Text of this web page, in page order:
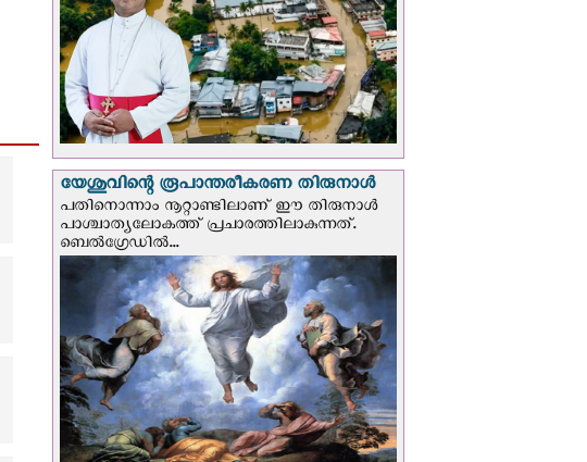
യേശുവിന്റെ രൂപാന്തരീകരണ തിരുനാള്‍
പതിനൊന്നാം നൂറ്റാണ്ടിലാണ് ഈ തിരുനാള്‍
പാശ്ചാത്യലോകത്ത് പ്രചാരത്തിലാകുന്നത്.
ബെല്‍ഗ്രേഡില്‍...